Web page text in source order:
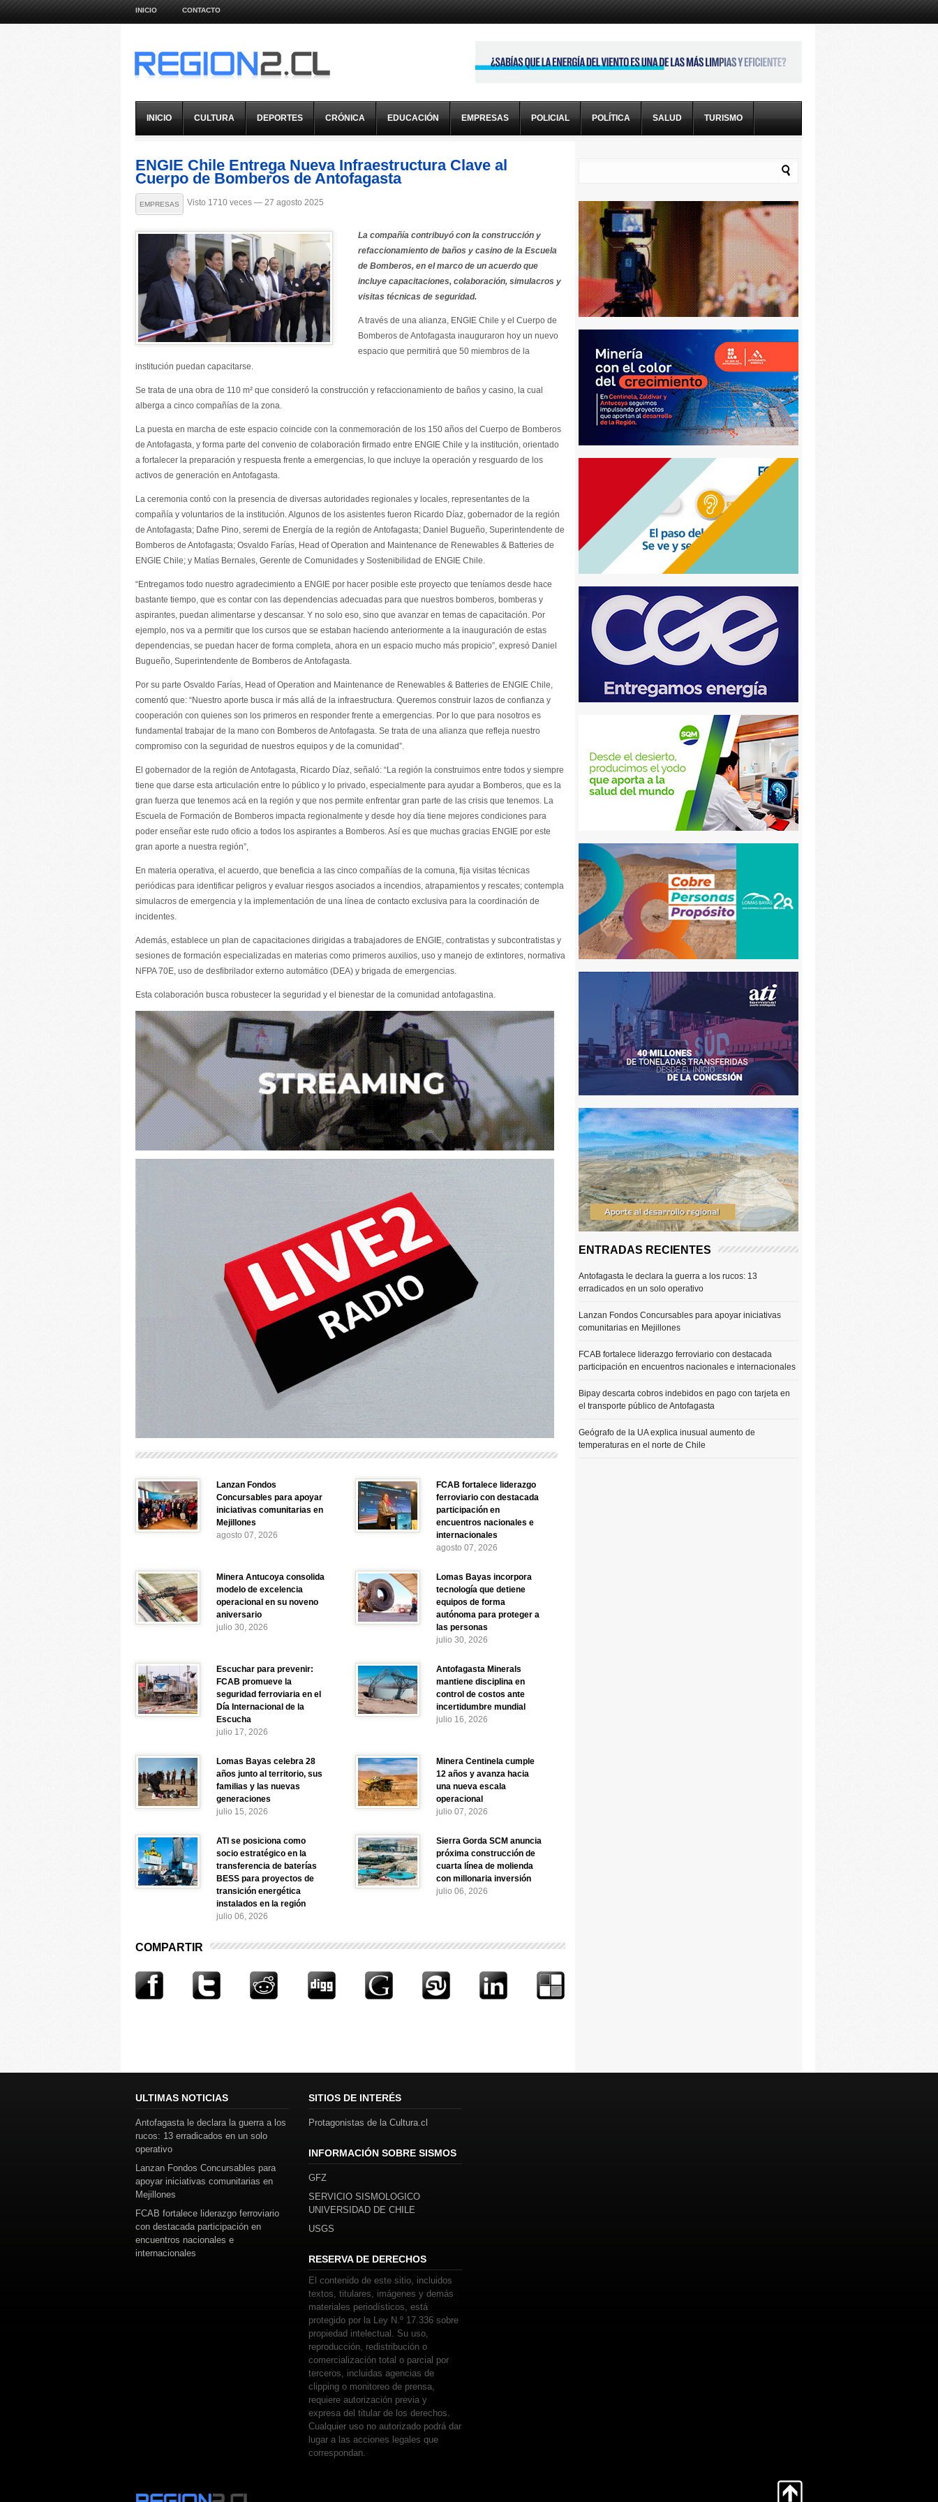
INICIO CONTACTO
INICIO CULTURA DEPORTES CRÓNICA EDUCACIÓN EMPRESAS POLICIAL POLÍTICA SALUD TURISMO
ENGIE Chile Entrega Nueva Infraestructura Clave al
Cuerpo de Bomberos de Antofagasta
EMPRESAS Visto 1710 veces — 27 agosto 2025
La compañía contribuyó con la construcción y
refaccionamiento de baños y casino de la Escuela
de Bomberos, en el marco de un acuerdo que
incluye capacitaciones, colaboración, simulacros y
visitas técnicas de seguridad.
A través de una alianza, ENGIE Chile y el Cuerpo de
Bomberos de Antofagasta inauguraron hoy un nuevo
espacio que permitirá que 50 miembros de la
institución puedan capacitarse.
Se trata de una obra de 110 m² que consideró la construcción y refaccionamiento de baños y casino, la cual
alberga a cinco compañías de la zona.
La puesta en marcha de este espacio coincide con la conmemoración de los 150 años del Cuerpo de Bomberos
de Antofagasta, y forma parte del convenio de colaboración firmado entre ENGIE Chile y la institución, orientado
a fortalecer la preparación y respuesta frente a emergencias, lo que incluye la operación y resguardo de los
activos de generación en Antofagasta.
La ceremonia contó con la presencia de diversas autoridades regionales y locales, representantes de la
compañía y voluntarios de la institución. Algunos de los asistentes fueron Ricardo Díaz, gobernador de la región
de Antofagasta; Dafne Pino, seremi de Energía de la región de Antofagasta; Daniel Bugueño, Superintendente de
Bomberos de Antofagasta; Osvaldo Farías, Head of Operation and Maintenance de Renewables & Batteries de
ENGIE Chile; y Matías Bernales, Gerente de Comunidades y Sostenibilidad de ENGIE Chile.
“Entregamos todo nuestro agradecimiento a ENGIE por hacer posible este proyecto que teníamos desde hace
bastante tiempo, que es contar con las dependencias adecuadas para que nuestros bomberos, bomberas y
aspirantes, puedan alimentarse y descansar. Y no solo eso, sino que avanzar en temas de capacitación. Por
ejemplo, nos va a permitir que los cursos que se estaban haciendo anteriormente a la inauguración de estas
dependencias, se puedan hacer de forma completa, ahora en un espacio mucho más propicio”, expresó Daniel
Bugueño, Superintendente de Bomberos de Antofagasta.
Por su parte Osvaldo Farías, Head of Operation and Maintenance de Renewables & Batteries de ENGIE Chile,
comentó que: “Nuestro aporte busca ir más allá de la infraestructura. Queremos construir lazos de confianza y
cooperación con quienes son los primeros en responder frente a emergencias. Por lo que para nosotros es
fundamental trabajar de la mano con Bomberos de Antofagasta. Se trata de una alianza que refleja nuestro
compromiso con la seguridad de nuestros equipos y de la comunidad”.
El gobernador de la región de Antofagasta, Ricardo Díaz, señaló: “La región la construimos entre todos y siempre
tiene que darse esta articulación entre lo público y lo privado, especialmente para ayudar a Bomberos, que es la
gran fuerza que tenemos acá en la región y que nos permite enfrentar gran parte de las crisis que tenemos. La
Escuela de Formación de Bomberos impacta regionalmente y desde hoy día tiene mejores condiciones para
poder enseñar este rudo oficio a todos los aspirantes a Bomberos. Así es que muchas gracias ENGIE por este
gran aporte a nuestra región”,
En materia operativa, el acuerdo, que beneficia a las cinco compañías de la comuna, fija visitas técnicas
periódicas para identificar peligros y evaluar riesgos asociados a incendios, atrapamientos y rescates; contempla
simulacros de emergencia y la implementación de una línea de contacto exclusiva para la coordinación de
incidentes.
Además, establece un plan de capacitaciones dirigidas a trabajadores de ENGIE, contratistas y subcontratistas y
sesiones de formación especializadas en materias como primeros auxilios, uso y manejo de extintores, normativa
NFPA 70E, uso de desfibrilador externo automático (DEA) y brigada de emergencias.
Esta colaboración busca robustecer la seguridad y el bienestar de la comunidad antofagastina.
Lanzan Fondos
Concursables para apoyar
iniciativas comunitarias en
Mejillones
agosto 07, 2026
FCAB fortalece liderazgo
ferroviario con destacada
participación en
encuentros nacionales e
internacionales
agosto 07, 2026
Minera Antucoya consolida
modelo de excelencia
operacional en su noveno
aniversario
julio 30, 2026
Lomas Bayas incorpora
tecnología que detiene
equipos de forma
autónoma para proteger a
las personas
julio 30, 2026
Escuchar para prevenir:
FCAB promueve la
seguridad ferroviaria en el
Día Internacional de la
Escucha
julio 17, 2026
Antofagasta Minerals
mantiene disciplina en
control de costos ante
incertidumbre mundial
julio 16, 2026
Lomas Bayas celebra 28
años junto al territorio, sus
familias y las nuevas
generaciones
julio 15, 2026
Minera Centinela cumple
12 años y avanza hacia
una nueva escala
operacional
julio 07, 2026
ATI se posiciona como
socio estratégico en la
transferencia de baterías
BESS para proyectos de
transición energética
instalados en la región
julio 06, 2026
Sierra Gorda SCM anuncia
próxima construcción de
cuarta línea de molienda
con millonaria inversión
julio 06, 2026
COMPARTIR
ENTRADAS RECIENTES
Antofagasta le declara la guerra a los rucos: 13
erradicados en un solo operativo
Lanzan Fondos Concursables para apoyar iniciativas
comunitarias en Mejillones
FCAB fortalece liderazgo ferroviario con destacada
participación en encuentros nacionales e internacionales
Bipay descarta cobros indebidos en pago con tarjeta en
el transporte público de Antofagasta
Geógrafo de la UA explica inusual aumento de
temperaturas en el norte de Chile
ULTIMAS NOTICIAS
Antofagasta le declara la guerra a los
rucos: 13 erradicados en un solo
operativo
Lanzan Fondos Concursables para
apoyar iniciativas comunitarias en
Mejillones
FCAB fortalece liderazgo ferroviario
con destacada participación en
encuentros nacionales e
internacionales
SITIOS DE INTERÉS
Protagonistas de la Cultura.cl
INFORMACIÓN SOBRE SISMOS
GFZ
SERVICIO SISMOLOGICO
UNIVERSIDAD DE CHILE
USGS
RESERVA DE DERECHOS
El contenido de este sitio, incluidos
textos, titulares, imágenes y demás
materiales periodísticos, está
protegido por la Ley N.º 17.336 sobre
propiedad intelectual. Su uso,
reproducción, redistribución o
comercialización total o parcial por
terceros, incluidas agencias de
clipping o monitoreo de prensa,
requiere autorización previa y
expresa del titular de los derechos.
Cualquier uso no autorizado podrá dar
lugar a las acciones legales que
correspondan.